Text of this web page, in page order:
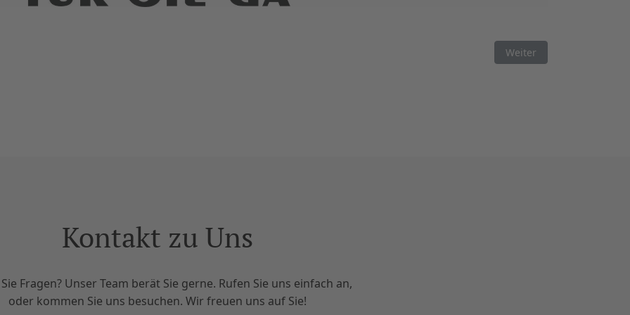
Nächster Beitrag:
Weiter
Kontakt zu Uns
Fragen? Unser Team berät Sie gerne. Rufen Sie uns einfach an,
oder kommen Sie uns besuchen. Wir freuen uns auf Sie!